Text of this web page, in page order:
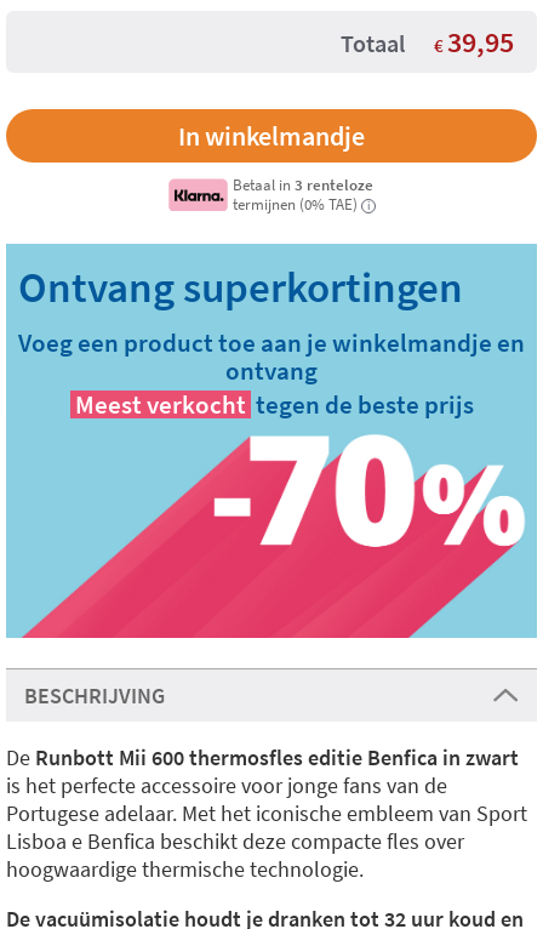
Totaal € 39,95
Betaal in3 renteloze
termijnen (0% TAE)
i
Voeg een product toe aan je winkelmandje en
ontvang
Meest verkocht tegen de beste prijs
BESCHRIJVING
De Runbott Mii 600 thermosfles editie Benfica in zwart
is het perfecte accessoire voor jonge fans van de
Portugese adelaar. Met het iconische embleem van Sport
Lisboa e Benfica beschikt deze compacte fles over
hoogwaardige thermische technologie.
De vacuümisolatie houdt je dranken tot 32 uur koud en